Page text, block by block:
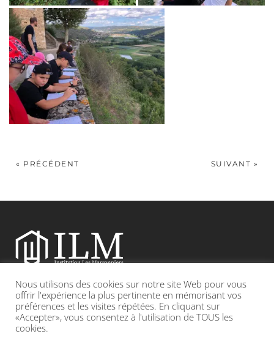
« PRÉCÉDENT SUIVANT »
Etablissement catholique sous contrat d’association avec l’Etat
Adresse : 19, Grande rue 69420 CONDRIEU
Nous utilisons des cookies sur notre site Web pour vous
offrir l'expérience la plus pertinente en mémorisant vos
préférences et les visites répétées. En cliquant sur
«Accepter», vous consentez à l'utilisation de TOUS les
cookies.